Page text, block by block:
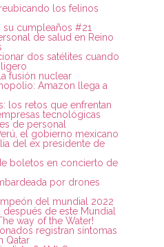
los felinos
cumpleaños #21
de salud en Reino
dos satélites cuando
fusión nuclear
Amazon llega a
los retos que enfrentan
tecnológicas
de personal
el gobierno mexicano
del ex presidente de
boletos en concierto de
por drones
del mundial 2022
después de este Mundial
way of the Water!
registran síntomas
Qatar